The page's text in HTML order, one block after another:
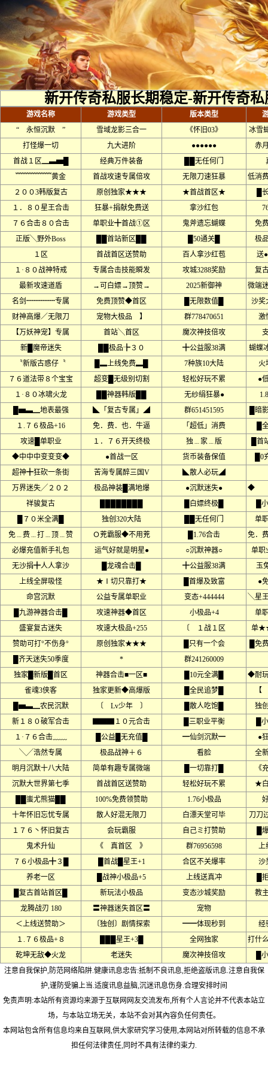
新开传奇私服长期稳定-新开传奇
游戏名称 游戏类型 版本类型
“ 永恒沉默 ”
雪域龙影三合一 《怀旧03》
冰雪
打怪爆一切
九大进阶 ●●●●●●
赤
首战１区▁▃▅█
经典万件装备 ██无任何门
﹌﹌﹌﹌﹌黄金
首战攻速专属倍攻 无限刀速狂暴
低消
２００3韩版复古
原创独家★★★ ★首战首区★
█
１．８０星王合击
狂暴+捐献免费送 拿沙红包
７６合击８０合击
单职业╋首战①区 鬼斧遗忘蝴蝶
免
正版╲野外Boss
██首站新区██ █50通关█
极
１区
首战首区送赞助 百人拿沙红苞
送
１·８０战神特戒
专属合击技能瞬发 攻城3288奖励
复
最新攻速道盾
→可白嫖→顶赞→ 2025新御神
微端
名剑┉┉┉┉专属
免费顶赞◆首区 █无限数值█
沙奖
财神高爆／无限刀
宠物大极品 】 群778470651
激
【万妖神宠】专属
首站╲首区 魔次神技倍攻
新█魔帝迷失
██极品╊３０ ╋公益服38满
蝴蝶
〝新版古惑仔〝
█▂上线免费▂█ 7种族10大陆
火
７６道法带８个宝宝
超变█无级别切割 轻松好玩不累
●
１·８０冰啸火龙
██神器韩版██ 无纱绢狂暴●
█▅▃▁地表最强
◣「复古专属」◢ 群651451595
█暗
１.７６极品+16
免．费．也．牛逼 「超低」消费
█
攻速█单职业
１．７６开天终极 独﹍家﹍版
█
◆中中中变变变◆
●首战一区 货币装备保值
█0
超神╋狂砍一条街
苦海专属醉三国V
◣散人必玩◢
万界迷失╱２０２
极品神装█满地爆 ●沉默迷失●
◆
祥骏复古
█白嫖终极█
█
█７０米全满█
独创320大陆 ██无任何门
单
免﹍费﹍打﹍顶﹍赞
Ｏ茺霸服◆不用茺 █1.76合击
免．
必爆充值新手礼包
运气好就是明星● ○沉默神器○
单职
无沙捐╋人人拿沙
█龙魂合击█ ╋公益服38满
玉
上线全屏吸怪
★Ⅰ切只靠打★ █首爆及致富
●
命宫沉默
公益专属单职业 变态+444444
╲星
█九游神器合击█
攻速神器◆首区 小极品+4
单
盛宴复古迷失
攻速大极品+255 〔 １战１区
单
赞助可打°不伤身°
原创独家★★★ █只有一个会
█免
█齐天迷失50季度
*
群241260009
独家█新版█首区
神器合击■一区■ █10元全满█
◆耐
雀魂3侠客
独家更新◆高爆版 █全民追梦█
█▅▃▁农民沉默
〔 Lv少年 〕 █散人吃饱█
独
新１８０破军合击
▇▇▇１０元合击 █三职业平衡
█
１·７６合击﹏﹏
█公益█无充值█ ━仙剑沉默━
●
╲╱浩然专属
极品战神＋６ 看脸
全
明月沉默十八大陆
简单有趣专属微端 █一切靠打█
《
沉默大世界第七季
首战首区送赞助 轻松好玩不累
★
██蚩尤熊猫██
100%免费领赞助 1.76小极品
十年怀旧忘忧专属
散人好混无限刀 白漂天堂可毕
刀刀
１７６丶怀旧复古
会玩霸服 自己ミ打赞助
█
鬼术升仙
《 真首区 》 群76956598
上
７６小极品╋３█
█首战█星王+1 合区不关爆率
沙
养老一区
█战神小极品+5 上线送真冲
█
█复古首站首区█
新玩法小极品 变态沙城奖励
教
龙腾战刃 180
〓神器迷失首区〓
宠物
＜上线送赞助＞
〔独创〕剧情探索 ━━体现秒到
经
１.７６极品+８
███星王+3█ 全网独家
打什
乾坤无敌◆火龙
老迷失 魔次神技倍攻
█
注意自我保护,防范网络陷阱.健康讯息忠告:抵制不良讯息,拒绝盗版讯息.注意自我保
护,谨防受骗上当.适度讯息益脑,沉迷讯息伤身.合理安排时间
免责声明:本站所有资源均来源于互联网网友交流发布,所有个人言论并不代表本站立
场，与本站立场无关，本站不会对其內容负任何责任。
本网站包含所有信息均来自互联网,供大家研究学习使用,本网站对所转载的信息不承
担任何法律责任,同时不具有法律约束力.